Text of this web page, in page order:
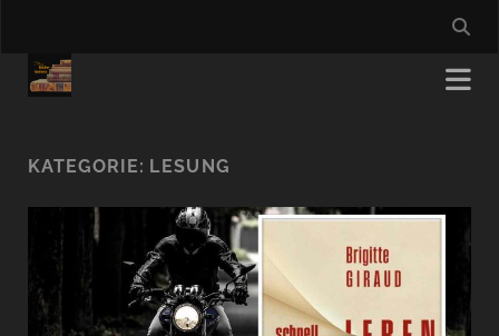
KATEGORIE: LESUNG